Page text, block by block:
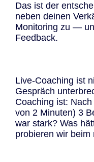
Das ist der
neben deinen
Monitoring zu —
Feedback.
Live-Coaching ist
Gespräch
Coaching ist:
von 2 Minuten) 3
war stark? Was
probieren wir